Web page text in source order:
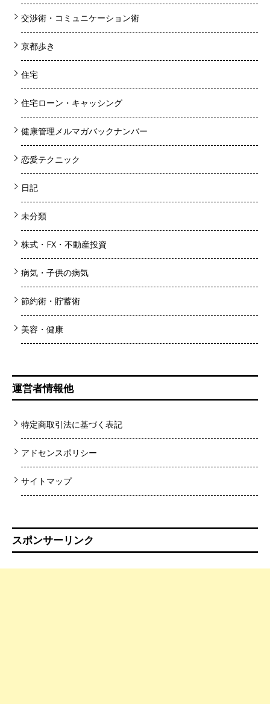
交渉術・コミュニケーション術
京都歩き
住宅
住宅ローン・キャッシング
健康管理メルマガバックナンバー
恋愛テクニック
日記
未分類
株式・FX・不動産投資
病気・子供の病気
節約術・貯蓄術
美容・健康
運営者情報他
特定商取引法に基づく表記
アドセンスポリシー
サイトマップ
スポンサーリンク